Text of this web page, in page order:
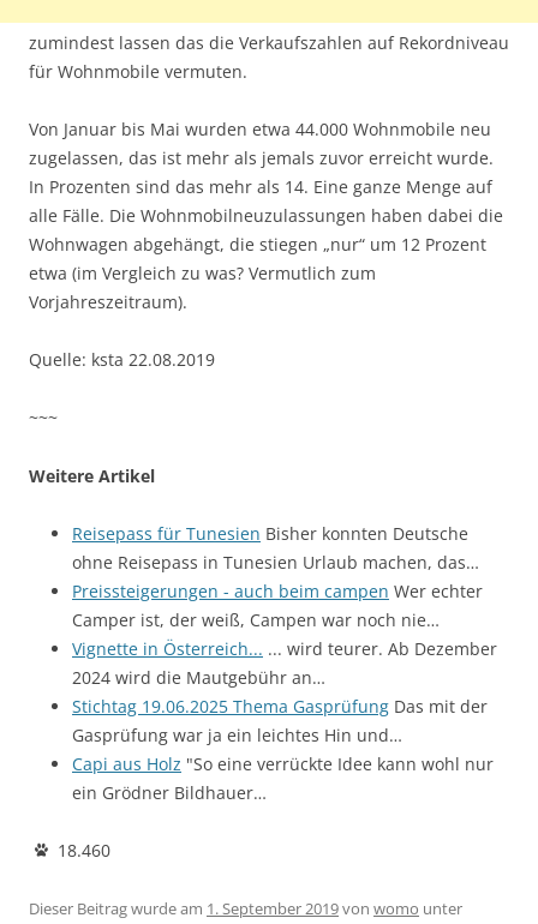
zumindest lassen das die Verkaufszahlen auf Rekordniveau
für Wohnmobile vermuten.
Von Januar bis Mai wurden etwa 44.000 Wohnmobile neu
zugelassen, das ist mehr als jemals zuvor erreicht wurde.
In Prozenten sind das mehr als 14. Eine ganze Menge auf
alle Fälle. Die Wohnmobilneuzulassungen haben dabei die
Wohnwagen abgehängt, die stiegen „nur“ um 12 Prozent
etwa (im Vergleich zu was? Vermutlich zum
Vorjahreszeitraum).
Quelle: ksta 22.08.2019
~~~
Weitere Artikel
Reisepass für Tunesien Bisher konnten Deutsche
ohne Reisepass in Tunesien Urlaub machen, das…
Preissteigerungen - auch beim campen Wer echter
Camper ist, der weiß, Campen war noch nie…
Vignette in Österreich... ... wird teurer. Ab Dezember
2024 wird die Mautgebühr an…
Stichtag 19.06.2025 Thema Gasprüfung Das mit der
Gasprüfung war ja ein leichtes Hin und…
Capi aus Holz "So eine verrückte Idee kann wohl nur
ein Grödner Bildhauer…
18.460
Dieser Beitrag wurde am 1. September 2019von womo unter